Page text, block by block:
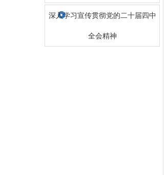
深入学习宣传贯彻党的二十届四中
全会精神